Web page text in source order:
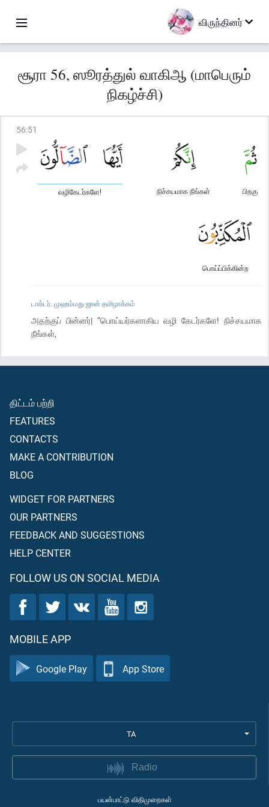
விருந்தினர்
சூரா 56, ஸூரத்துல் வாகிஆ (மாபெரும்
நிகழ்ச்சி)
56:51
பிறகு
நிச்சயமாக நீங்கள்
வழிகேடர்களே!
பொய்ப்பிக்கின்ற
டாக்டர். முஹம்மது ஜான் தமிழாக்கம்
அதற்குப் பின்னர்| “பொய்யர்களாகிய வழி கேடர்களே! நிச்சயமாக
நீங்கள்,
திட்டம் பற்றி
FEATURES
CONTACTS
MAKE A CONTRIBUTION
BLOG
WIDGET FOR PARTNERS
OUR PARTNERS
FEEDBACK AND SUGGESTIONS
HELP CENTER
FOLLOW US ON SOCIAL MEDIA
MOBILE APP
Google Play App Store
TA
Radio
பயன்பாட்டு விதிமுறைகள்